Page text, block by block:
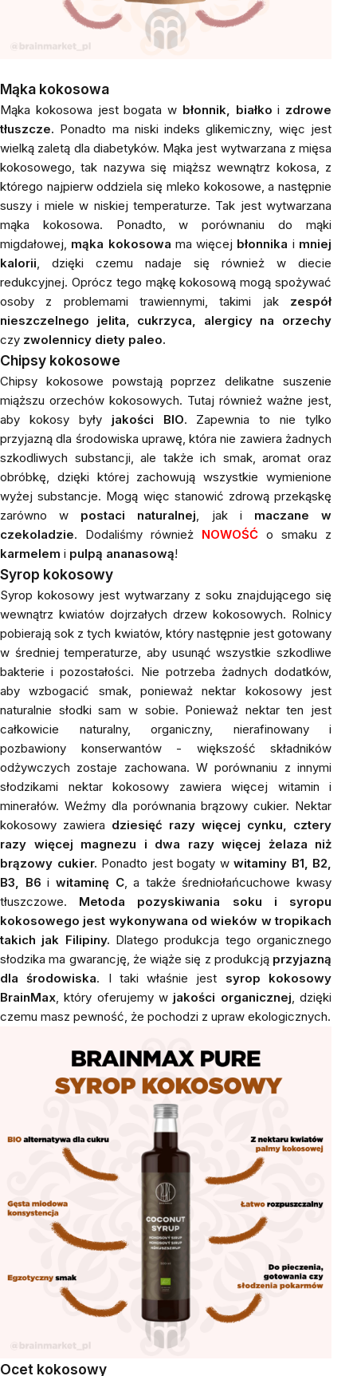
Mąka kokosowa
Mąka kokosowa jest bogata w błonnik, białko i zdrowe
tłuszcze. Ponadto ma niski indeks glikemiczny, więc jest
wielką zaletą dla diabetyków. Mąka jest wytwarzana z mięsa
kokosowego, tak nazywa się miąższ wewnątrz kokosa, z
którego najpierw oddziela się mleko kokosowe, a następnie
suszy i miele w niskiej temperaturze. Tak jest wytwarzana
mąka kokosowa. Ponadto, w porównaniu do mąki
migdałowej, mąka kokosowa ma więcej błonnika i mniej
kalorii, dzięki czemu nadaje się również w diecie
redukcyjnej. Oprócz tego mąkę kokosową mogą spożywać
osoby z problemami trawiennymi, takimi jak zespół
nieszczelnego jelita, cukrzyca, alergicy na orzechy
czy zwolennicy diety paleo.
Chipsy kokosowe
Chipsy kokosowe powstają poprzez delikatne suszenie
miąższu orzechów kokosowych. Tutaj również ważne jest,
aby kokosy były jakości BIO. Zapewnia to nie tylko
przyjazną dla środowiska uprawę, która nie zawiera żadnych
szkodliwych substancji, ale także ich smak, aromat oraz
obróbkę, dzięki której zachowują wszystkie wymienione
wyżej substancje. Mogą więc stanowić zdrową przekąskę
zarówno w postaci naturalnej, jak i maczane w
czekoladzie. Dodaliśmy również NOWOŚĆ o smaku z
karmelem i pulpą ananasową!
Syrop kokosowy
Syrop kokosowy jest wytwarzany z soku znajdującego się
wewnątrz kwiatów dojrzałych drzew kokosowych. Rolnicy
pobierają sok z tych kwiatów, który następnie jest gotowany
w średniej temperaturze, aby usunąć wszystkie szkodliwe
bakterie i pozostałości. Nie potrzeba żadnych dodatków,
aby wzbogacić smak, ponieważ nektar kokosowy jest
naturalnie słodki sam w sobie. Ponieważ nektar ten jest
całkowicie naturalny, organiczny, nierafinowany i
pozbawiony konserwantów - większość składników
odżywczych zostaje zachowana. W porównaniu z innymi
słodzikami nektar kokosowy zawiera więcej witamin i
minerałów. Weźmy dla porównania brązowy cukier. Nektar
kokosowy zawiera dziesięć razy więcej cynku, cztery
razy więcej magnezu i dwa razy więcej żelaza niż
brązowy cukier. Ponadto jest bogaty w witaminy B1, B2,
B3, B6 i witaminę C, a także średniołańcuchowe kwasy
tłuszczowe. Metoda pozyskiwania soku i syropu
kokosowego jest wykonywana od wieków w tropikach
takich jak Filipiny. Dlatego produkcja tego organicznego
słodzika ma gwarancję, że wiąże się z produkcją przyjazną
dla środowiska. I taki właśnie jest syrop kokosowy
BrainMax, który oferujemy w jakości organicznej, dzięki
czemu masz pewność, że pochodzi z upraw ekologicznych.
Ocet kokosowy